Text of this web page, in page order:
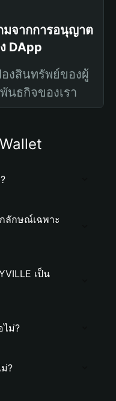
มจากการอนุญาต
DApp
งสินทรัพย์ของผู้
นธกิจของเรา
ลักษณ์เฉพาะ
เป็น
ไม่?
?